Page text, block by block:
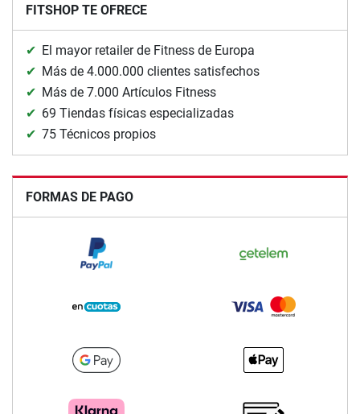
FITSHOP TE OFRECE
El mayor retailer de Fitness de Europa
Más de 4.000.000 clientes satisfechos
Más de 7.000 Artículos Fitness
69 Tiendas físicas especializadas
75 Técnicos propios
FORMAS DE PAGO